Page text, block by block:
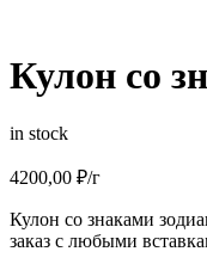
Кулон со
in stock
4200,00 ₽/г
Кулон со знаками
заказ с любыми